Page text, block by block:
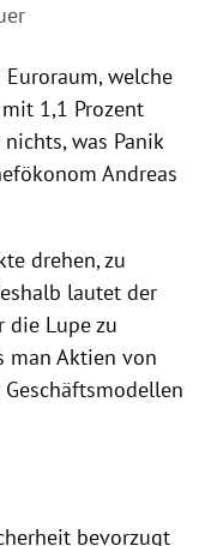
welche
1,1 Prozent
was Panik
Andreas
drehen, zu
lautet der
die Lupe zu
man Aktien von
bevorzugt